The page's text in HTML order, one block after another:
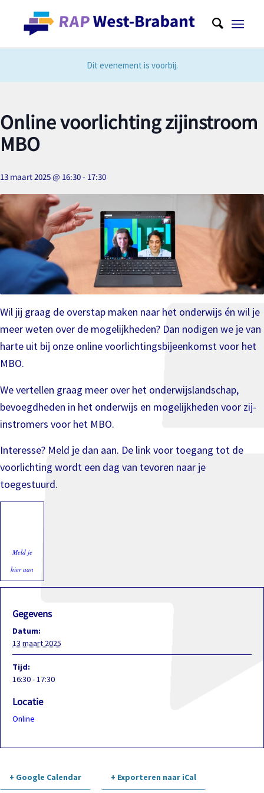
Dit evenement is voorbij.
Online voorlichting zijinstroom
MBO
13 maart 2025 @ 16:30- 17:30
Wil jij graag de overstap maken naar het onderwijs én wil je
meer weten over de mogelijkheden? Dan nodigen we je van
harte uit bij onze online voorlichtingsbijeenkomst voor het
MBO.
We vertellen graag meer over het onderwijslandschap,
bevoegdheden in het onderwijs en mogelijkheden voor zij-
instromers voor het MBO.
Interesse? Meld je dan aan. De link voor toegang tot de
voorlichting wordt een dag van tevoren naar je
toegestuurd.
Meld je
hier aan
Gegevens
Datum:
13 maart 2025
Tijd:
16:30 - 17:30
Locatie
Online
+ Google Calendar + Exporteren naar iCal